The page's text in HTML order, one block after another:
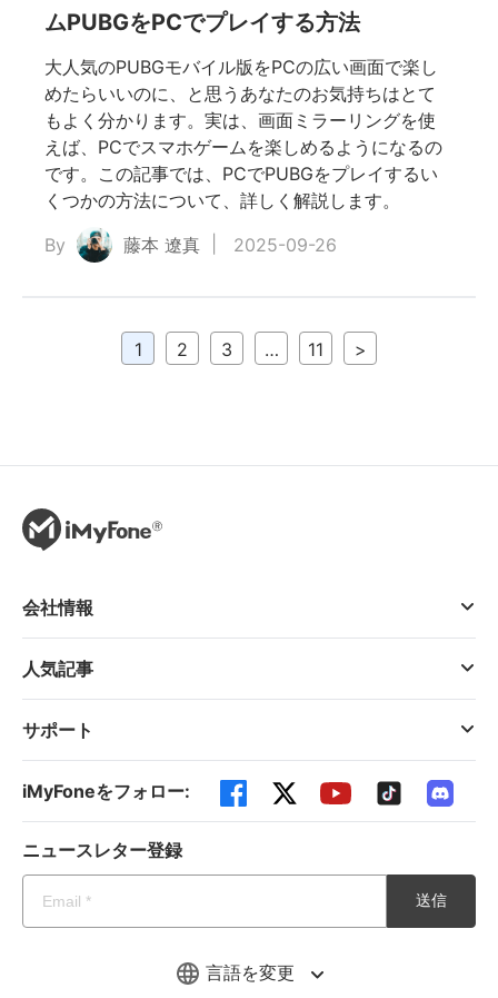
ムPUBGをPCでプレイする方法
大人気のPUBGモバイル版をPCの広い画面で楽し
めたらいいのに、と思うあなたのお気持ちはとて
もよく分かります。実は、画面ミラーリングを使
えば、PCでスマホゲームを楽しめるようになるの
です。この記事では、PCでPUBGをプレイするい
くつかの方法について、詳しく解説します。
By
藤本 遼真 2025-09-26
1 2 3 … 11 >
言語を変更
会社情報
人気記事
サポート
iMyFoneをフォロー:
ニュースレター登録
送信